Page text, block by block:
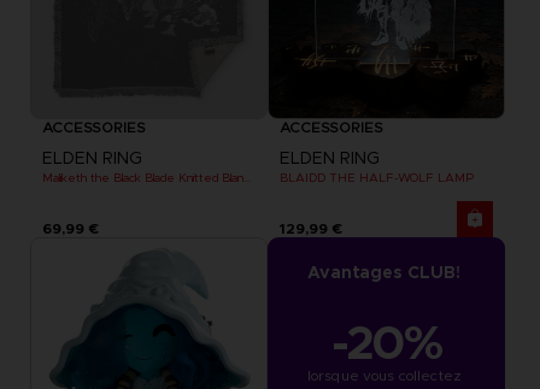
ACCESSORIES
ELDEN RING
Maliketh the Black Blade Knitted Blanket
69,99 €
ACCESSORIES
ELDEN RING
BLAIDD THE HALF-WOLF LAMP
129,99 €
Avantages CLUB!
-20%
lorsque vous collectez